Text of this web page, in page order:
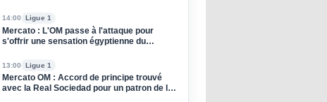
14:00 Ligue 1
Mercato : L'OM passe à l'attaque pour
s'offrir une sensation égyptienne du
13:00 Ligue 1
Mercato OM : Accord de principe trouvé
avec la Real Sociedad pour un patron de la